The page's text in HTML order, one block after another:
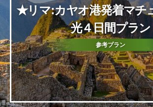
★リマ:カヤオ港発着マチ
光４日間プラン
参考プラン